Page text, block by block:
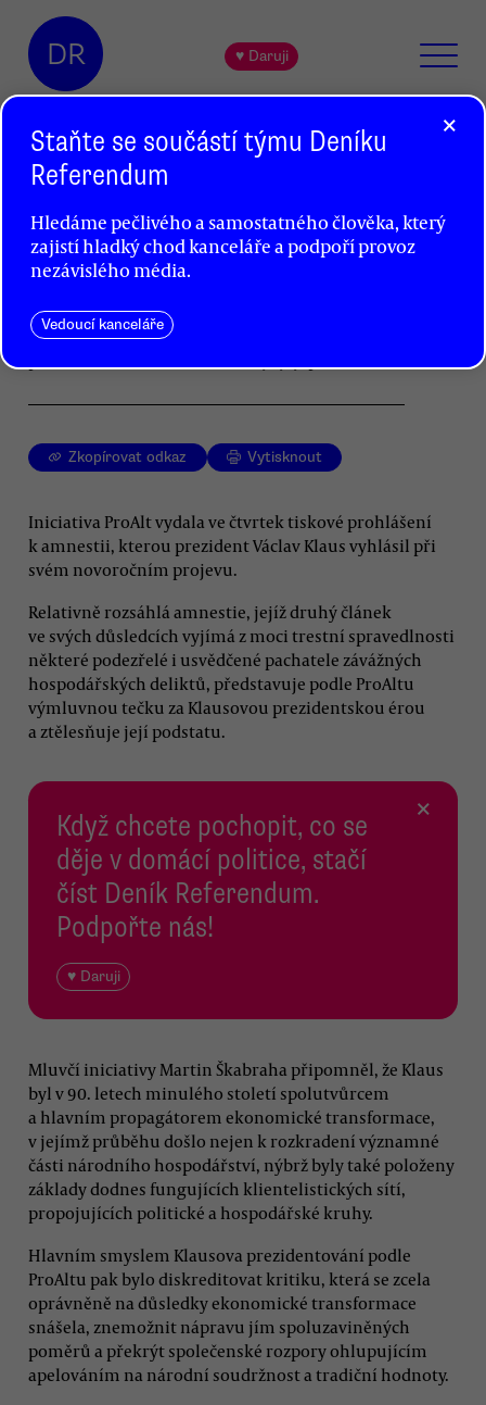
DR ♥ Daruji
ProAlt: Amnestie vystihuje
podstatu současné české pravice
Vratislav Dostál
Podle iniciativy ProAlt představuje Klausova
amnestie výmluvnou tečku za jeho
Zkopírovat odkaz Vytisknout
Iniciativa ProAlt vydala ve čtvrtek tiskové prohlášení
k amnestii, kterou prezident Václav Klaus vyhlásil při
svém novoročním projevu.
Relativně rozsáhlá amnestie, jejíž druhý článek
ve svých důsledcích vyjímá z moci trestní spravedlnosti
některé podezřelé i usvědčené pachatele závážných
hospodářských deliktů, představuje podle ProAltu
výmluvnou tečku za Klausovou prezidentskou érou
a ztělesňuje její podstatu.
Když chcete pochopit, co se
děje v domácí politice, stačí
číst Deník Referendum.
Podpořte nás!
♥ Daruji
×
Mluvčí iniciativy Martin Škabraha připomněl, že Klaus
byl v 90. letech minulého století spolutvůrcem
a hlavním propagátorem ekonomické transformace,
v jejímž průběhu došlo nejen k rozkradení významné
části národního hospodářství, nýbrž byly také položeny
základy dodnes fungujících klientelistických sítí,
propojujících politické a hospodářské kruhy.
Hlavním smyslem Klausova prezidentování podle
ProAltu pak bylo diskreditovat kritiku, která se zcela
oprávněně na důsledky ekonomické transformace
snášela, znemožnit nápravu jím spoluzaviněných
poměrů a překrýt společenské rozpory ohlupujícím
apelováním na národní soudržnost a tradiční hodnoty.
×
Staňte se součástí týmu Deníku
Referendum
Hledáme pečlivého a samostatného člověka, který
zajistí hladký chod kanceláře a podpoří provoz
nezávislého média.
Vedoucí kanceláře